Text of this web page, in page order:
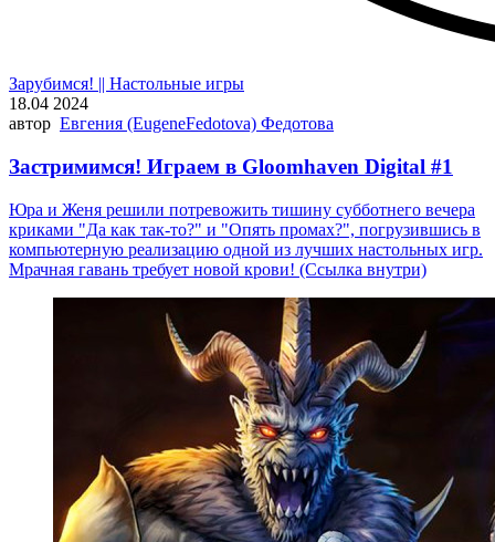
Зарубимся! || Настольные игры
18.04 2024
автор Евгения (EugeneFedotova) Федотова
Застримимся! Играем в Gloomhaven Digital #1
Юра и Женя решили потревожить тишину субботнего вечера
криками "Да как так-то?" и "Опять промах?", погрузившись в
компьютерную реализацию одной из лучших настольных игр.
Мрачная гавань требует новой крови! (Ссылка внутри)